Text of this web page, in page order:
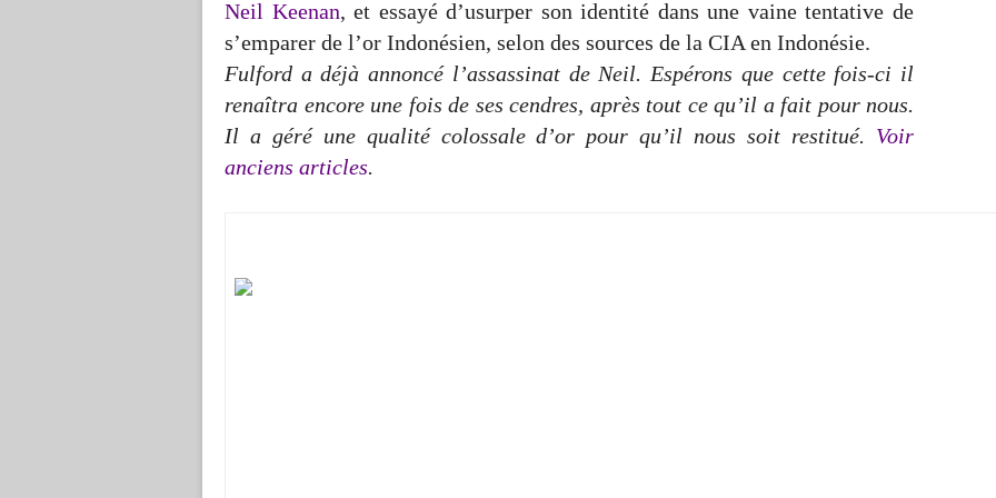
Neil Keenan, et essayé d’usurper son identité dans une vaine tentative de
s’emparer de l’or Indonésien, selon des sources de la CIA en Indonésie.
Fulford a déjà annoncé l’assassinat de Neil. Espérons que cette fois-ci il
renaîtra encore une fois de ses cendres, après tout ce qu’il a fait pour nous.
Il a géré une qualité colossale d’or pour qu’il nous soit restitué. Voir
anciens articles.